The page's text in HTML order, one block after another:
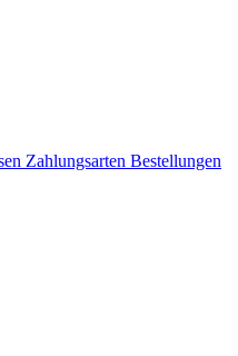
Zahlungsarten Bestellungen